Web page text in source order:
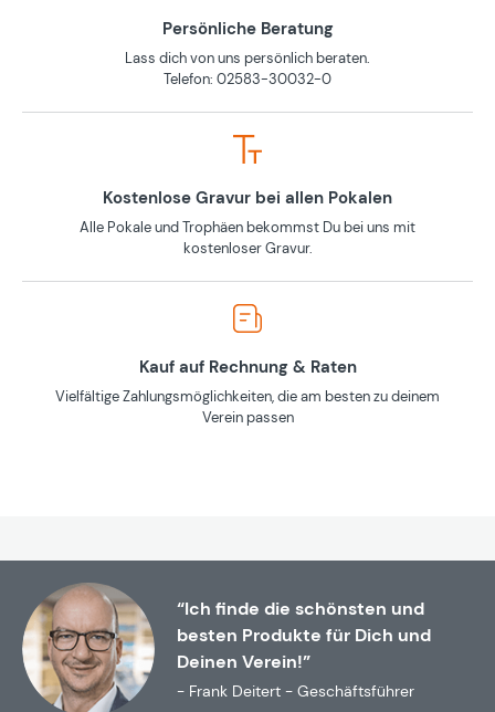
Persönliche Beratung
Lass dich von uns persönlich beraten.
Telefon: 02583-30032-0
Kostenlose Gravur bei allen Pokalen
Alle Pokale und Trophäen bekommst Du bei uns mit
kostenloser Gravur.
Kauf auf Rechnung & Raten
Vielfältige Zahlungsmöglichkeiten, die am besten zu deinem
Verein passen
“Ich finde die schönsten und
besten Produkte für Dich und
Deinen Verein!”
- Frank Deitert - Geschäftsführer